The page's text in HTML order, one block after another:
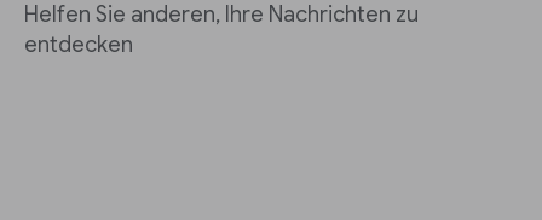
Helfen Sie anderen, Ihre Nachrichten zu
entdecken